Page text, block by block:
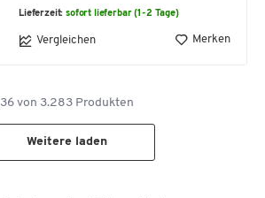
Lieferzeit:sofort lieferbar (1-2 Tage)
Vergleichen Merken
36von 3.283Produkten
Weitere laden